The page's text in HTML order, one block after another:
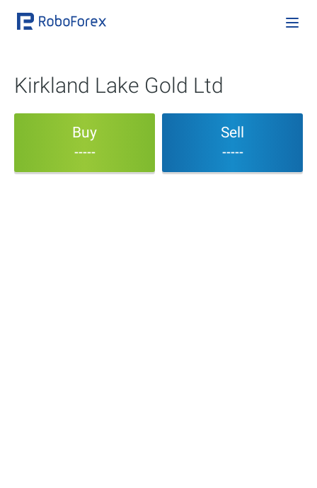
Kirkland Lake Gold Ltd
Buy
-----
Sell
-----